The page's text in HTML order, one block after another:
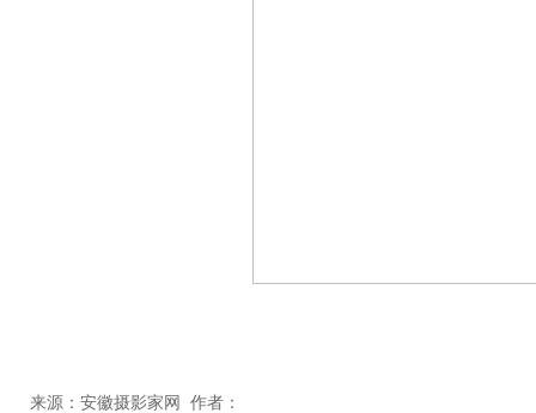
来源：安徽摄影家网 作者：